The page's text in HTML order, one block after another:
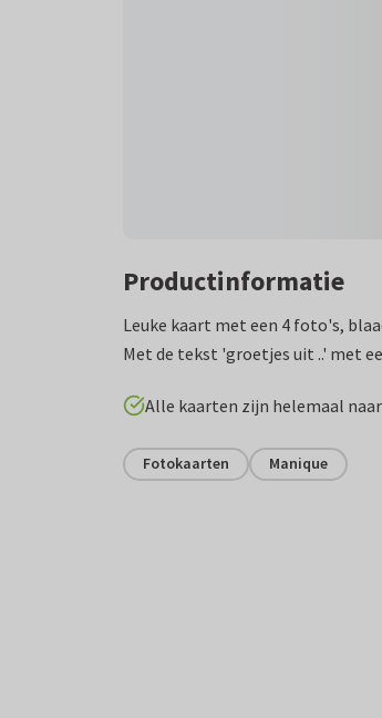
Productinformatie
Leuke kaart met een 4 foto's,
Met de tekst 'groetjes uit ..' met
Alle kaarten zijn helemaal
Fotokaarten Manique